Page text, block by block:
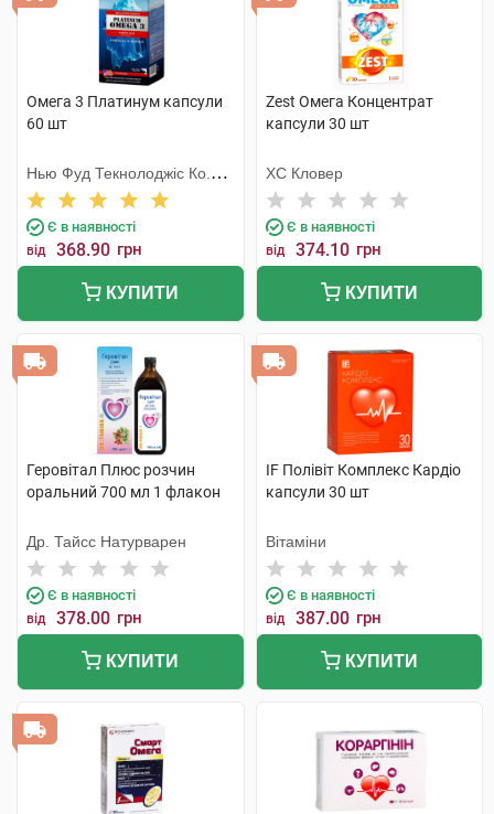
Омега 3 Платинум капсули
60 шт
Нью Фуд Текнолоджіс Ко.
Лтд
Є в наявності
від 368.90 грн
КУПИТИ
Zest Омега Концентрат
капсули 30 шт
ХС Кловер
Є в наявності
від 374.10 грн
КУПИТИ
Геровітал Плюс розчин
оральний 700 мл 1 флакон
Др. Тайсс Натурварен
Є в наявності
від 378.00 грн
КУПИТИ
IF Полівіт Комплекс Кардіо
капсули 30 шт
Вітаміни
Є в наявності
від 387.00 грн
КУПИТИ